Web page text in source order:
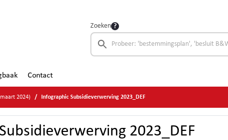
Zoeken
Contact
2024) Infographic Subsidieverwerving 2023_DEF
2023_DEF